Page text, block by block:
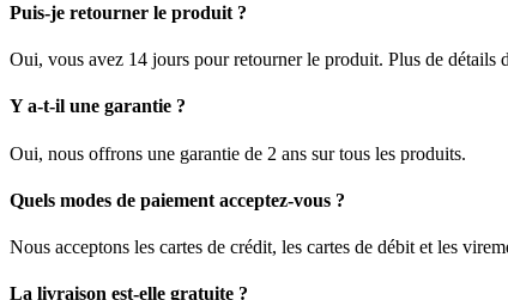
Puis-je retourner le produit ?
Oui, vous avez 14 jours pour retourner le produit. Plus de détails
Y a-t-il une garantie ?
Oui, nous offrons une garantie de 2 ans sur tous les produits.
Quels modes de paiement acceptez-vous ?
Nous acceptons les cartes de crédit, les cartes de débit et les
La livraison est-elle gratuite ?